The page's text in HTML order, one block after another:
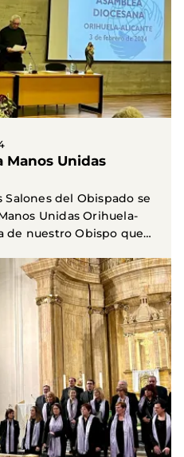
Manos Unidas
del Obispado se
Unidas Orihuela-
de nuestro Obispo que